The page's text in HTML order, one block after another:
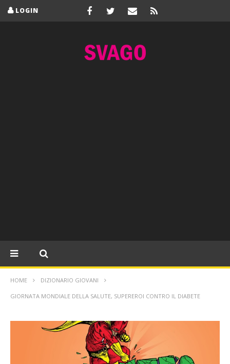
LOGIN
HOME DIZIONARIO GIOVANI
GIORNATA MONDIALE DELLA SALUTE, SUPEREROI CONTRO IL DIABETE